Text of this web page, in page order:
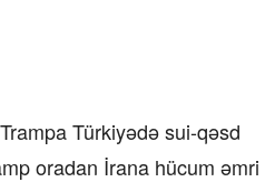
Türkiyədə sui-qəsd
oradan İrana hücum əmri